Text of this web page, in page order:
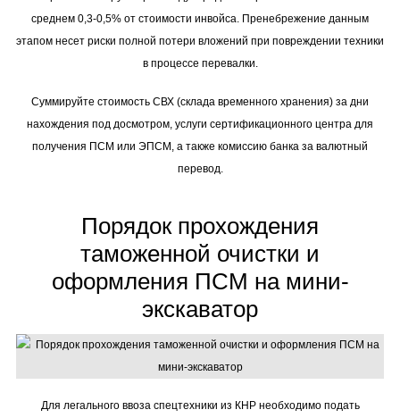
среднем 0,3-0,5% от стоимости инвойса. Пренебрежение данным
этапом несет риски полной потери вложений при повреждении техники
в процессе перевалки.
Суммируйте стоимость СВХ (склада временного хранения) за дни
нахождения под досмотром, услуги сертификационного центра для
получения ПСМ или ЭПСМ, а также комиссию банка за валютный
перевод.
Порядок прохождения
таможенной очистки и
оформления ПСМ на мини-
экскаватор
Для легального ввоза спецтехники из КНР необходимо подать